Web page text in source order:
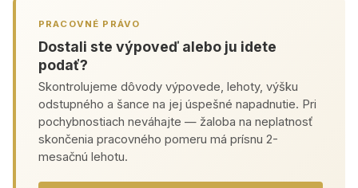
PRACOVNÉ PRÁVO
Dostali ste výpoveď alebo ju idete
podať?
Skontrolujeme dôvody výpovede, lehoty, výšku
odstupného a šance na jej úspešné napadnutie. Pri
pochybnostiach neváhajte — žaloba na neplatnosť
skončenia pracovného pomeru má prísnu 2-
mesačnú lehotu.